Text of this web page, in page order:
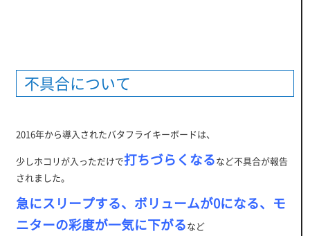
不具合について
2016年から導入されたバタフライキーボードは、
少しホコリが入っただけで打ちづらくなるなど不具合が報告
されました。
急にスリープする、ボリュームが0になる、モ
ニターの彩度が一気に下がるなど